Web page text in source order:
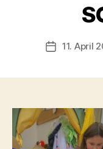
11. April